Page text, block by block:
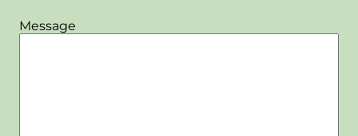
Message